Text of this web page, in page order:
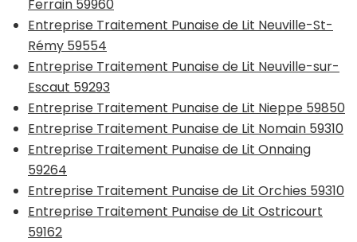
Ferrain 59960
Entreprise Traitement Punaise de Lit Neuville-St-
Rémy 59554
Entreprise Traitement Punaise de Lit Neuville-sur-
Escaut 59293
Entreprise Traitement Punaise de Lit Nieppe 59850
Entreprise Traitement Punaise de Lit Nomain 59310
Entreprise Traitement Punaise de Lit Onnaing
59264
Entreprise Traitement Punaise de Lit Orchies 59310
Entreprise Traitement Punaise de Lit Ostricourt
59162